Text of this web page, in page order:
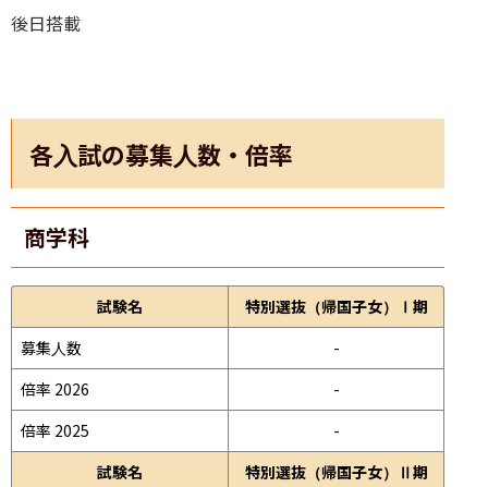
後日搭載
各入試の募集人数・倍率
商学科
試験名
特別選抜（帰国子女）Ⅰ期
募集人数
-
倍率 2026
-
倍率 2025
-
試験名
特別選抜（帰国子女）Ⅱ期